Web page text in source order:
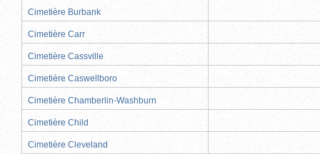
Cimetière Burbank
Cimetière Carr
Cimetière Cassville
Cimetière Caswellboro
Cimetière Chamberlin-Washburn
Cimetière Child
Cimetière Cleveland